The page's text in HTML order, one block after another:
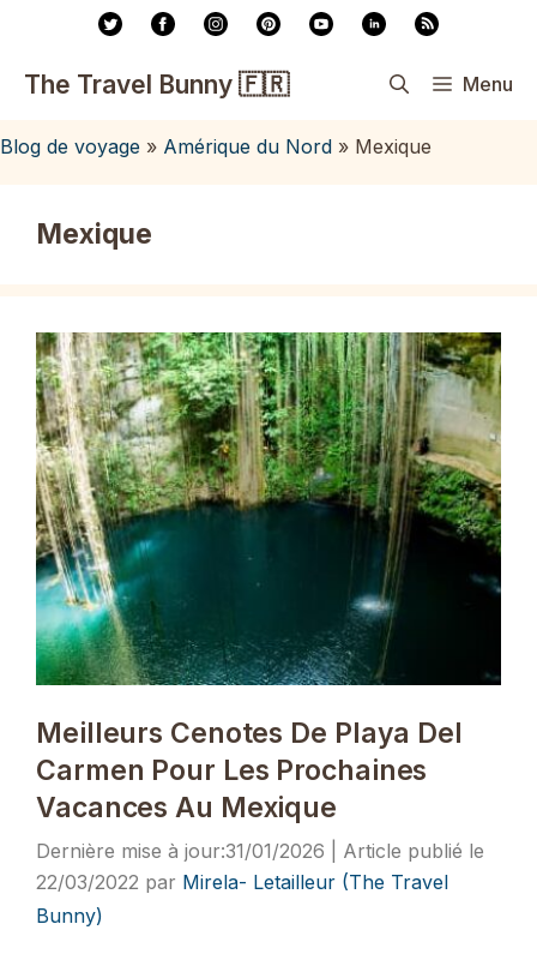
contenu
The Travel Bunny 🇫🇷 Menu
Blog de voyage » Amérique du Nord » Mexique
Mexique
Meilleurs Cenotes De Playa Del
Carmen Pour Les Prochaines
Vacances Au Mexique
31/01/2026
22/03/2022 par Mirela- Letailleur (The Travel
Bunny)